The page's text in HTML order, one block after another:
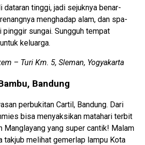
dataran tinggi, jadi sejuknya benar-
menghadap alam, dan spa-
sungai. Sungguh tempat
keluarga.
– Turi Km. 5, Sleman, Yogyakarta
Bandung
perbukitan Cartil, Bandung. Dari
bisa menyaksikan matahari terbit
Manglayang yang super cantik! Malam
takjub melihat gemerlap lampu Kota